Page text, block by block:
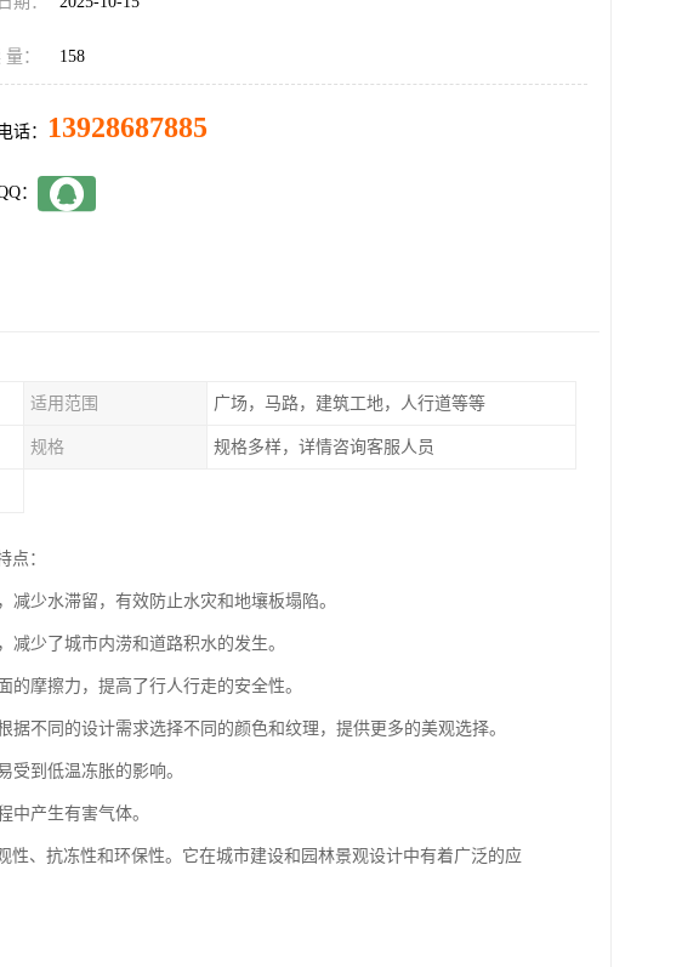
： 158
话： 13928687885
：
适用范围 广场，马路，建筑工地，人行道等等
规格 规格多样，详情咨询客服人员
点：
少水滞留，有效防止水灾和地壤板塌陷。
少了城市内涝和道路积水的发生。
摩擦力，提高了行人行走的安全性。
不同的设计需求选择不同的颜色和纹理，提供更多的美观选择。
受到低温冻胀的影响。
中产生有害气体。
、抗冻性和环保性。它在城市建设和园林景观设计中有着广泛的应